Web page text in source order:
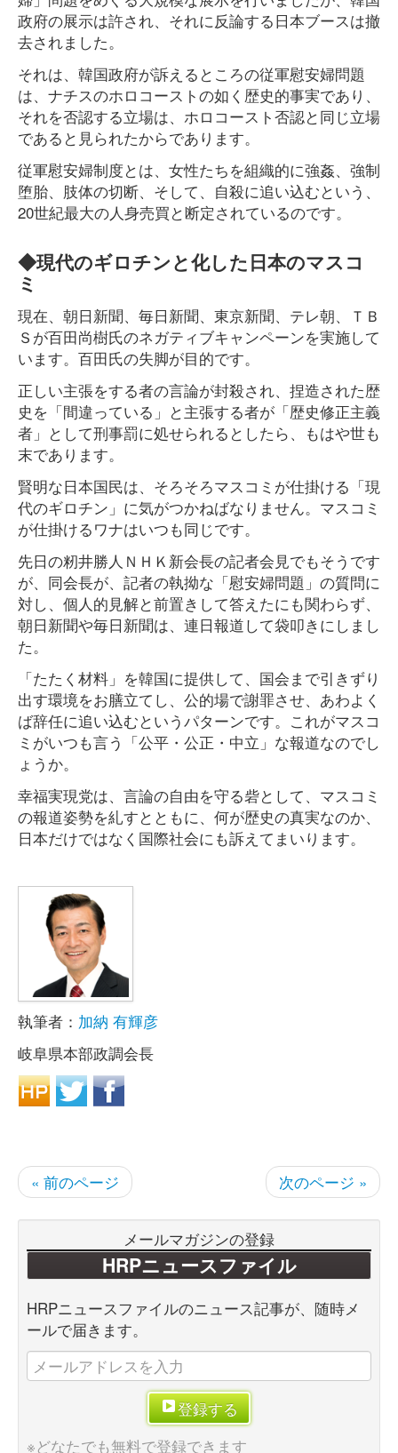
政府の展示は許され、それに反論する日本ブースは撤
去されました。
それは、韓国政府が訴えるところの従軍慰安婦問題
は、ナチスのホロコーストの如く歴史的事実であり、
それを否認する立場は、ホロコースト否認と同じ立場
であると見られたからであります。
従軍慰安婦制度とは、女性たちを組織的に強姦、強制
堕胎、肢体の切断、そして、自殺に追い込むという、
20世紀最大の人身売買と断定されているのです。
◆現代のギロチンと化した日本のマスコ
ミ
現在、朝日新聞、毎日新聞、東京新聞、テレ朝、ＴＢ
Ｓが百田尚樹氏のネガティブキャンペーンを実施して
います。百田氏の失脚が目的です。
正しい主張をする者の言論が封殺され、捏造された歴
史を「間違っている」と主張する者が「歴史修正主義
者」として刑事罰に処せられるとしたら、もはや世も
末であります。
賢明な日本国民は、そろそろマスコミが仕掛ける「現
代のギロチン」に気がつかねばなりません。マスコミ
が仕掛けるワナはいつも同じです。
先日の籾井勝人ＮＨＫ新会長の記者会見でもそうです
が、同会長が、記者の執拗な「慰安婦問題」の質問に
対し、個人的見解と前置きして答えたにも関わらず、
朝日新聞や毎日新聞は、連日報道して袋叩きにしまし
た。
「たたく材料」を韓国に提供して、国会まで引きずり
出す環境をお膳立てし、公的場で謝罪させ、あわよく
ば辞任に追い込むというパターンです。これがマスコ
ミがいつも言う「公平・公正・中立」な報道なのでし
ょうか。
幸福実現党は、言論の自由を守る砦として、マスコミ
の報道姿勢を糺すとともに、何が歴史の真実なのか、
日本だけではなく国際社会にも訴えてまいります。
執筆者： 加納 有輝彦
岐阜県本部政調会長
« 前のページ 次のページ »
メールマガジンの登録
HRPニュースファイル
HRPニュースファイルのニュース記事が、随時メ
ールで届きます。
登録する
※どなたでも無料で登録できます